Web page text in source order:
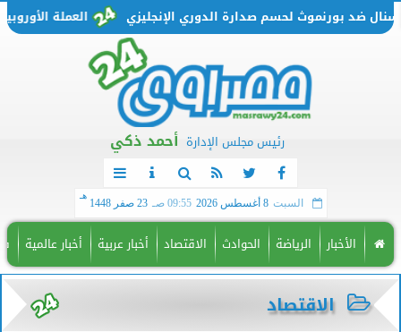
العملة الأوروبية تتحرك من بورنموث لحسم صدارة الدوري الإنجليزي
رئيس مجلس الإدارة أحمد ذكي
السبت 8 أغسطس 2026 09:55 صـ 23 صفر 1448
هـ
الأخبار الرياضة الحوادث الاقتصاد أخبار عربية أخبار عالمية
الاقتصاد